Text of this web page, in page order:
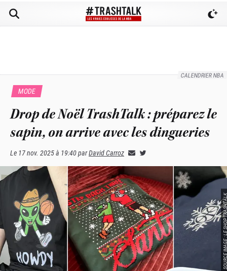
CALENDRIER NBA
MODE
Drop de Noël TrashTalk : préparez le
sapin, on arrive avec les dingueries
Le 17 nov. 2025 à 19:40parDavid Carroz
SOURCE IMAGE